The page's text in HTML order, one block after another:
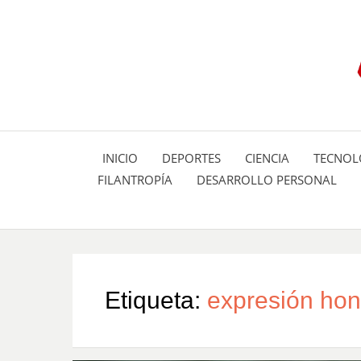
INICIO DEPORTES CIENCIA
FILANTROPÍA
DESARROLLO PERSONAL
Etiqueta: expresión